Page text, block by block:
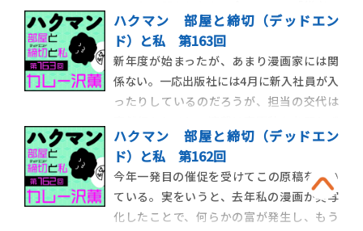
以外は思いつかない。ＧＷが無関係という
ことは、その後にやってくるらしい五月病
も無縁である。しかし、そうした季節病に
無縁ということは「オールシーズンいつで
も病める」という
ハクマン 部屋と締切（デッドエン
ド）と私 第163回
新年度が始まったが、あまり漫画家には関
係ない。一応出版社には4月に新入社員が入
ったりしているのだろうが、担当の交代は
に終わる。だが逆にいえば、春を待たずに
担当が飛んでくれるし、連載はどの時期で
も始められるということだ。そもそも漫画
業界は学校教育や一般的企業とは相容れな
かった奴の集合
ハクマン 部屋と締切（デッドエン
ド）と私 第162回
今年一発目の催促を受けてこの原稿を書い
ている。実をいうと、去年私の漫画が実写
化したことで、何らかの富が発生し、もう